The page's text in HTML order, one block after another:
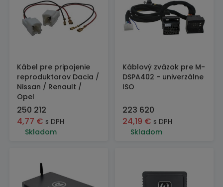
Kábel pre pripojenie
reproduktorov Dacia /
Nissan / Renault /
Opel
250 212
4,77 € s DPH
Skladom
Káblový zväzok pre M-
DSPA402 - univerzálne
ISO
223 620
24,19 € s DPH
Skladom